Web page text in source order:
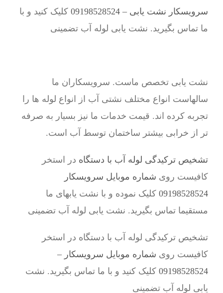
سرویسکار نشت یابی – 09198528524
کلیک کنید و با
ما تماس بگیرید. نشت یابی لوله آب تضمینی
نشت یابی تخصص ماست. سرویسکاران ما
سالهاست انواع مختلف نشتی آب از انواع لوله ها را
تجربه کرده اند. قیمت خدمات ما نیز بسیار به صرفه
تر از خرابی بیشتر ساختمان توسط آب است.
تشخیص ترکیدگی لوله آب با دستگاه در استخر
کافیست روی شماره موبایل سرویسکار
09198528524 کلیک نموده و با نشت یابهای ما
مستقیما تماس بگیرید. نشت یابی لوله آب تضمینی
تشخیص ترکیدگی لوله آب با دستگاه در استخر
کافیست روی شماره موبایل سرویسکار –
09198528524 کلیک کنید و با ما تماس بگیرید. نشت
یابی لوله آب تضمینی